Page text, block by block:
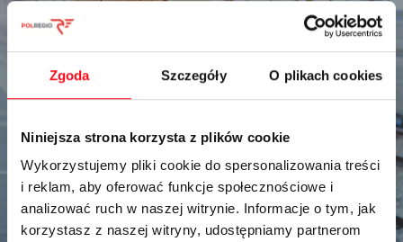
Zgoda Szczegóły O plikach cookies
Niniejsza strona korzysta z plików cookie
Wykorzystujemy pliki cookie do spersonalizowania treści
i reklam, aby oferować funkcje społecznościowe i
analizować ruch w naszej witrynie. Informacje o tym, jak
korzystasz z naszej witryny, udostępniamy partnerom
404
Przepraszamy. Strona odjechała